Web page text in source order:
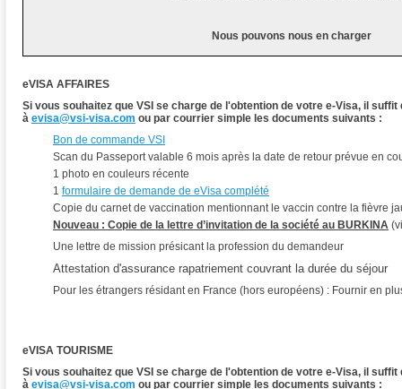
Nous pouvons nous en charger
eVISA AFFAIRES
Si vous souhaitez que VSI se charge de l'obtention de votre e-Visa, il
à evisa@vsi-visa.com ou par courrier simple les documents suivants :
Bon de commande VSI
Scan du Passeport valable 6 mois après la date de retour prévue en
1 photo en couleurs récente
1 formulaire de demande de eVisa complété
Copie du carnet de vaccination mentionnant le vaccin contre la fièvre
Nouveau : Copie de la lettre d’invitation de la société au BURKINA
Une lettre de mission présicant la profession du demandeur
Attestation d'assurance rapatriement couvrant la durée du séjour
Pour les étrangers résidant en France (hors européens) : Fournir en
eVISA TOURISME
Si vous souhaitez que VSI se charge de l'obtention de votre e-Visa, il
à evisa@vsi-visa.com ou par courrier simple les documents suivants :